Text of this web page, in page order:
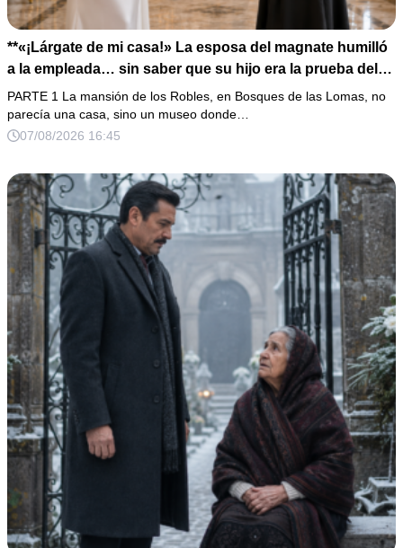
**«¡Lárgate de mi casa!» La esposa del magnate humilló
a la empleada… sin saber que su hijo era la prueba del
secreto que todos habían enterrado*
PARTE 1 La mansión de los Robles, en Bosques de las Lomas, no
parecía una casa, sino un museo donde…
07/08/2026 16:45